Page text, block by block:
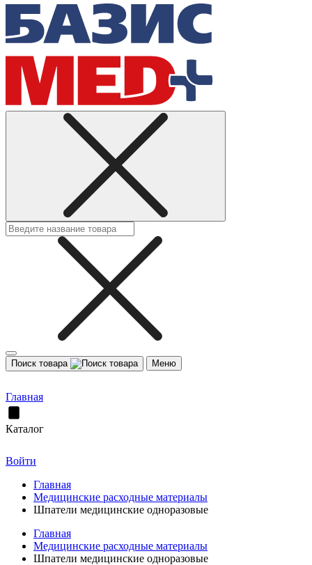
Поиск товара Меню
Главная
Каталог
Войти
Главная
Медицинские расходные материалы
Шпатели медицинские одноразовые
Главная
Медицинские расходные материалы
Шпатели медицинские одноразовые